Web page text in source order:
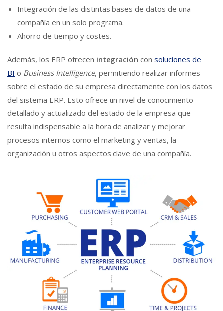
Integración de las distintas bases de datos de una
compañía en un solo programa.
Ahorro de tiempo y costes.
Además, los ERP ofrecen integración con soluciones de
BI o Business Intelligence, permitiendo realizar informes
sobre el estado de su empresa directamente con los datos
del sistema ERP. Esto ofrece un nivel de conocimiento
detallado y actualizado del estado de la empresa que
resulta indispensable a la hora de analizar y mejorar
procesos internos como el marketing y ventas, la
organización u otros aspectos clave de una compañía.